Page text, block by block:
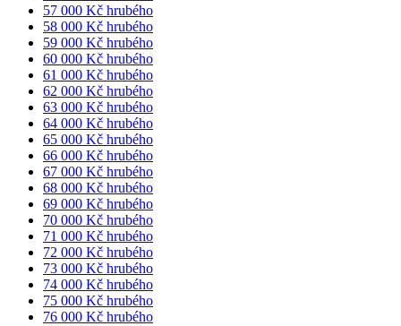
57 000 Kč hrubého
58 000 Kč hrubého
59 000 Kč hrubého
60 000 Kč hrubého
61 000 Kč hrubého
62 000 Kč hrubého
63 000 Kč hrubého
64 000 Kč hrubého
65 000 Kč hrubého
66 000 Kč hrubého
67 000 Kč hrubého
68 000 Kč hrubého
69 000 Kč hrubého
70 000 Kč hrubého
71 000 Kč hrubého
72 000 Kč hrubého
73 000 Kč hrubého
74 000 Kč hrubého
75 000 Kč hrubého
76 000 Kč hrubého